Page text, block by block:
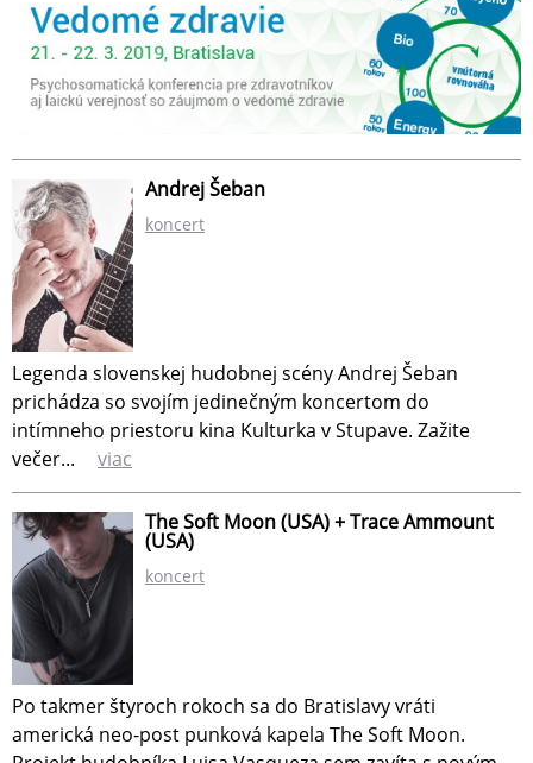
Andrej Šeban
koncert
Legenda slovenskej hudobnej scény Andrej Šeban
prichádza so svojím jedinečným koncertom do
intímneho priestoru kina Kulturka v Stupave. Zažite
večer...
viac
The Soft Moon (USA) + Trace Ammount
(USA)
koncert
Po takmer štyroch rokoch sa do Bratislavy vráti
americká neo-post punková kapela The Soft Moon.